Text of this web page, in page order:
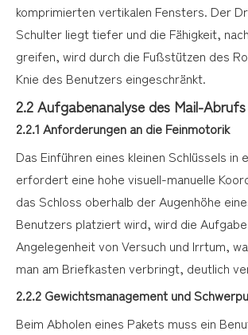
komprimierten vertikalen Fensters. Der
Schulter liegt tiefer und die Fähigkeit,
greifen, wird durch die Fußstützen des
Knie des Benutzers eingeschränkt.
2.2 Aufgabenanalyse des Mail-Abrufs
2.2.1 Anforderungen an die Feinmotorik
Das Einführen eines kleinen Schlüssels in
erfordert eine hohe visuell-manuelle
das Schloss oberhalb der Augenhöhe
Benutzers platziert wird, wird die
Angelegenheit von Versuch und Irrtum,
man am Briefkasten verbringt, deutlich
2.2.2 Gewichtsmanagement und
Beim Abholen eines Pakets muss ein